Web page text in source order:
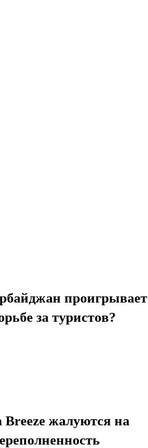
проигрывает
за туристов?
жалуются на